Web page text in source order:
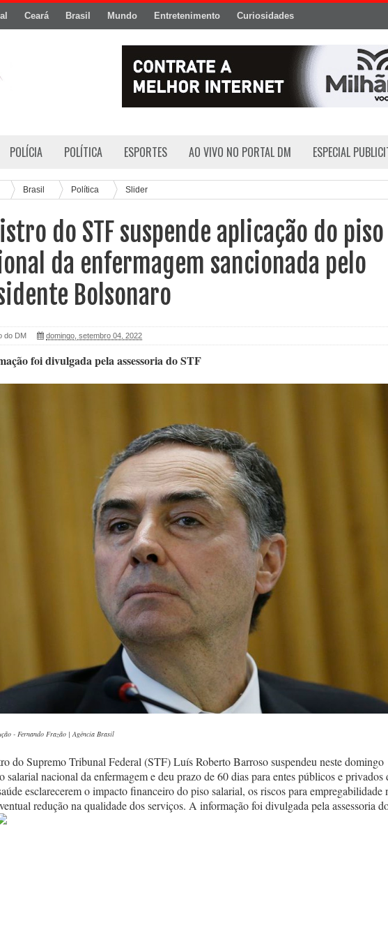
Ceará Brasil Mundo Entretenimento Curiosidades
POLÍCIA POLÍTICA ESPORTES AO VIVO NO PORTAL DM ESPECIAL
Brasil Política Slider
do STF suspende aplicação do piso
da enfermagem sancionada pelo
Bolsonaro
do DM domingo, setembro 04, 2022
foi divulgada pela assessoria do STF
- Fernando Frazão | Agência Brasil
do Supremo Tribunal Federal (STF) Luís Roberto Barroso suspendeu neste domingo
salarial nacional da enfermagem e deu prazo de 60 dias para entes públicos e privados
esclarecerem o impacto financeiro do piso salarial, os riscos para empregabilidade
redução na qualidade dos serviços. A informação foi divulgada pela assessoria